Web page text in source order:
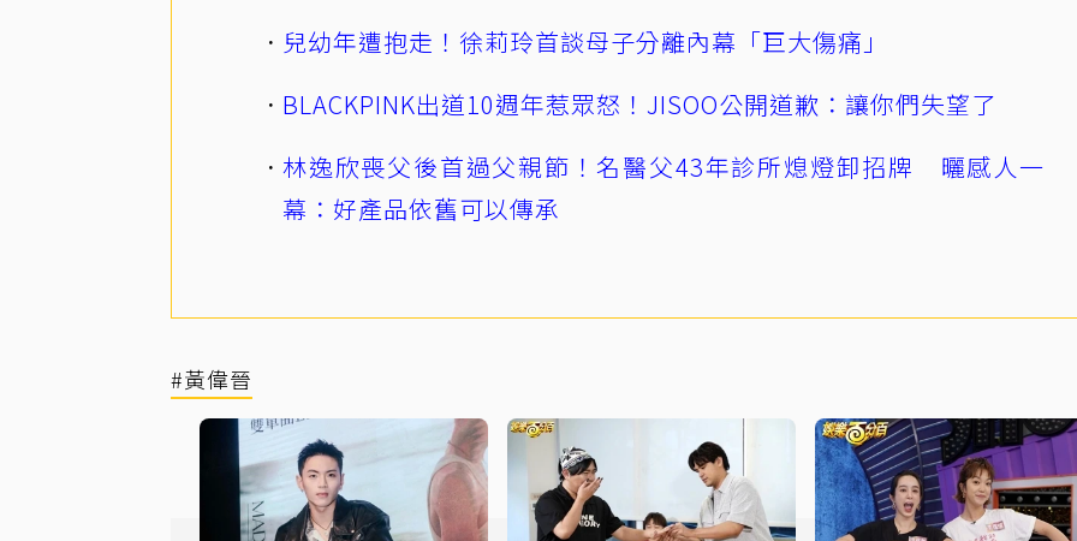
兒幼年遭抱走！徐莉玲首談母子分離內幕「巨大傷痛」
BLACKPINK出道10週年惹眾怒！JISOO公開道歉：讓你們失望了
林逸欣喪父後首過父親節！名醫父43年診所熄燈卸招牌 曬感人一
幕：好產品依舊可以傳承
#黃偉晉